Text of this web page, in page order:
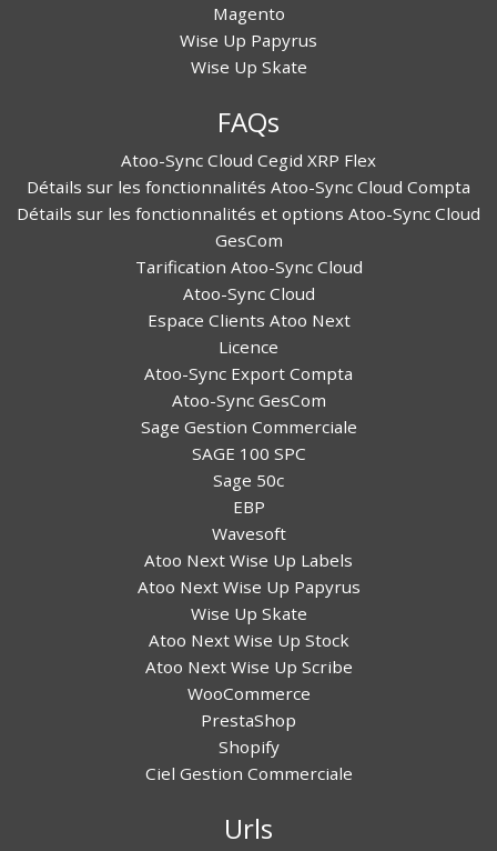
Magento
Wise Up Papyrus
Wise Up Skate
FAQs
Atoo-Sync Cloud Cegid XRP Flex
Détails sur les fonctionnalités Atoo-Sync Cloud Compta
Détails sur les fonctionnalités et options Atoo-Sync Cloud
GesCom
Tarification Atoo-Sync Cloud
Atoo-Sync Cloud
Espace Clients Atoo Next
Licence
Atoo-Sync Export Compta
Atoo-Sync GesCom
Sage Gestion Commerciale
SAGE 100 SPC
Sage 50c
EBP
Wavesoft
Atoo Next Wise Up Labels
Atoo Next Wise Up Papyrus
Wise Up Skate
Atoo Next Wise Up Stock
Atoo Next Wise Up Scribe
WooCommerce
PrestaShop
Shopify
Ciel Gestion Commerciale
Urls